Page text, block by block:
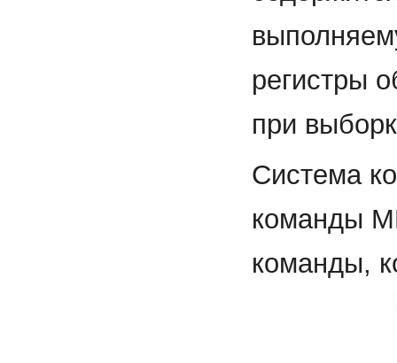
регистры
при
Система
команды
команды,